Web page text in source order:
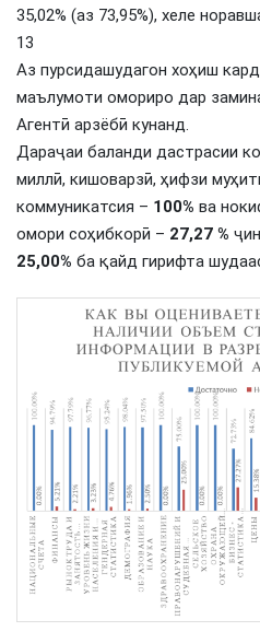
35,02% (аз 73,95%), хеле
13
Аз пурсидашудагон хоҳиш
маълумоти омориро дар
Агентӣ арзёбӣ кунанд.
Дараҷаи баланди дастрасии
миллӣ, кишоварзӣ, ҳифзи
коммуникатсия – 100% ва
омори соҳибкорӣ – 27,27 %
25,00% ба қайд гирифта